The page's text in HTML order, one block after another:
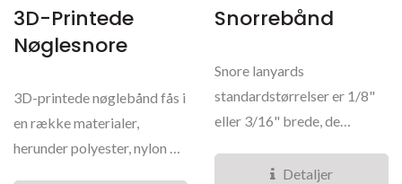
3D-Printede
Nøglesnore
3D-printede nøglebånd fås i
en række materialer,
herunder polyester, nylon og
Snorrebånd
Snore lanyards
standardstørrelser er 1/8"
eller 3/16" brede, de
holdbarhed....Detaljer